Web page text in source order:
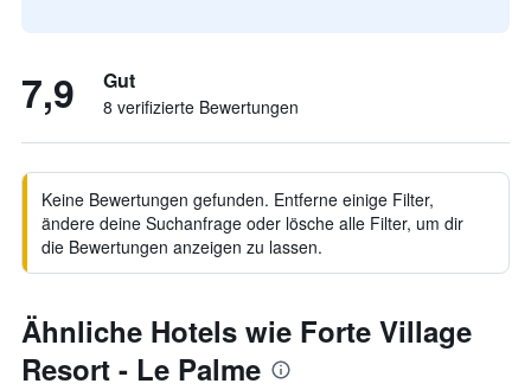
7,9 Gut
8 verifizierte Bewertungen
Keine Bewertungen gefunden. Entferne einige Filter,
ändere deine Suchanfrage oder lösche alle Filter, um dir
die Bewertungen anzeigen zu lassen.
Ähnliche Hotels wie Forte Village
Resort - Le Palme